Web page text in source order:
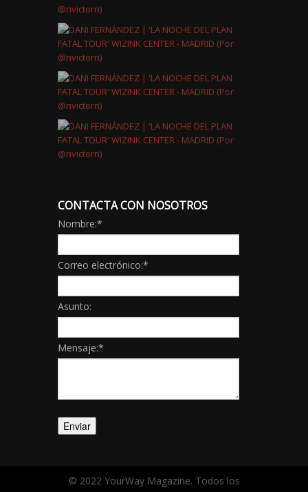
CONTACTA CON NOSOTROS
Nombre:*
Correo electrónico:*
Asunto:
Mensaje:*
© 2022 YourWay Magazine. Todos los